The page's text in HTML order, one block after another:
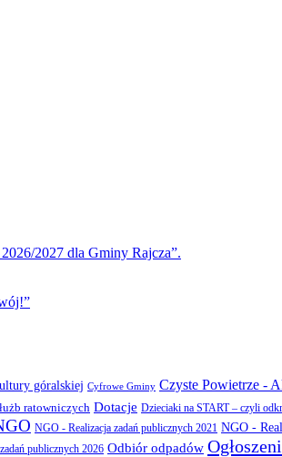
2027 dla Gminy Rajcza”.
góralskiej Cyfrowe Gminy Czyste Powietrze -
ratowniczych Dotacje Dzieciaki na START – czyli
NGO - Realizacja zadań publicznych 2021 NGO -
publicznych 2026 Odbiór odpadów